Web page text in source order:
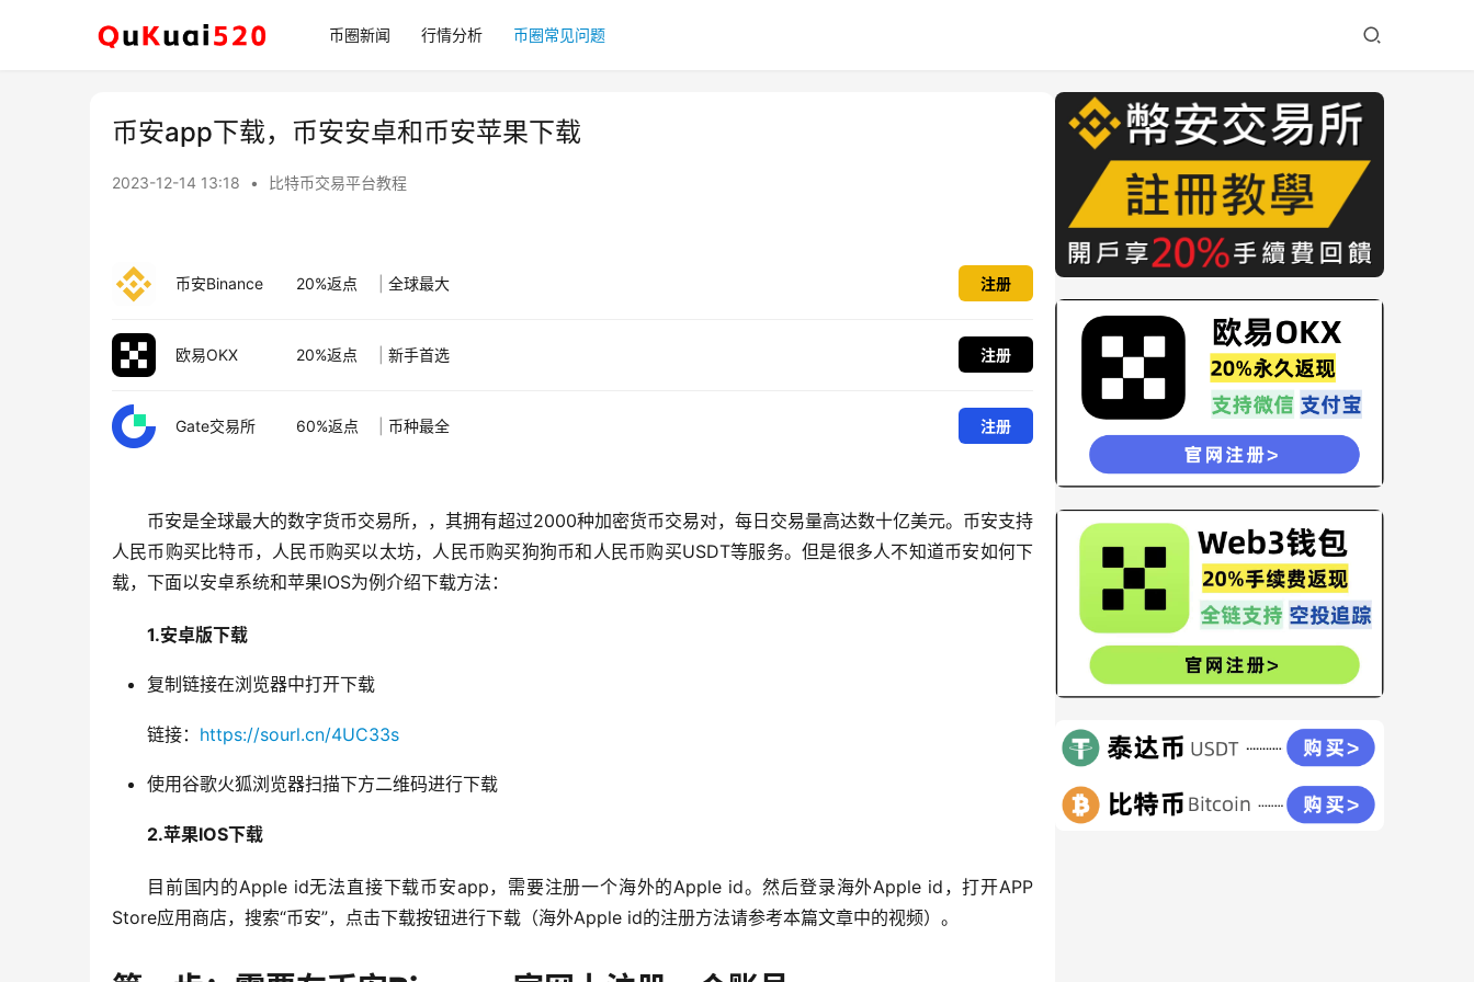
币圈新闻 行情分析 币圈常见问题
币安app下载，币安安卓和币安苹果下载
2023-12-14 13:18 • 比特币交易平台教程
币安Binance 20%返点 全球最大 注册
欧易OKX 20%返点 新手首选 注册
Gate交易所 60%返点 币种最全 注册
币安是全球最大的数字货币交易所，，其拥有超过2000种加密货币交易对，每日交易量高达数十亿美元。币安支持
人民币购买比特币，人民币购买以太坊，人民币购买狗狗币和人民币购买USDT等服务。但是很多人不知道币安如何下
载，下面以安卓系统和苹果IOS为例介绍下载方法：
1.安卓版下载
复制链接在浏览器中打开下载
链接： https://sourl.cn/4UC33s
使用谷歌火狐浏览器扫描下方二维码进行下载
2.苹果IOS下载
目前国内的Apple id无法直接下载币安app，需要注册一个海外的Apple id。然后登录海外Apple id，打开APP
Store应用商店，搜索“币安”，点击下载按钮进行下载（海外Apple id的注册方法请参考本篇文章中的视频）。